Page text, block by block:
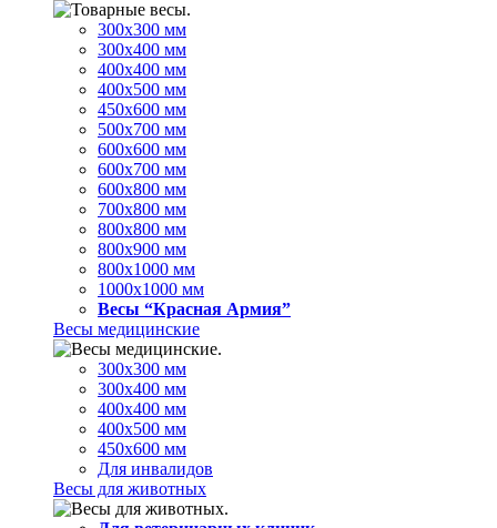
300х300 мм
300х400 мм
400х400 мм
400х500 мм
450х600 мм
500х700 мм
600х600 мм
600х700 мм
600х800 мм
700х800 мм
800х800 мм
800х900 мм
800х1000 мм
1000х1000 мм
Весы “Красная Армия”
Весы медицинские
300х300 мм
300х400 мм
400х400 мм
400х500 мм
450х600 мм
Для инвалидов
Весы для животных